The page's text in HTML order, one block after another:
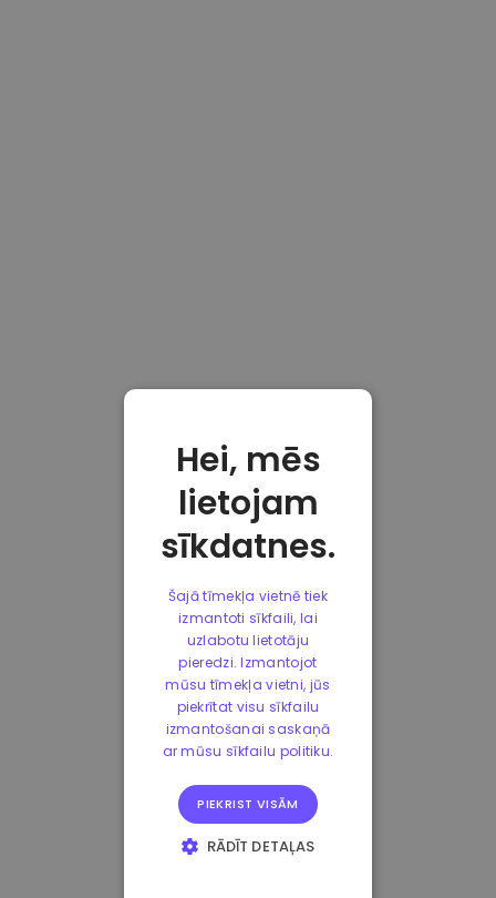
Hei, mēs
lietojam
sīkdatnes.
Šajā tīmekļa vietnē tiek
izmantoti sīkfaili, lai
uzlabotu lietotāju
pieredzi. Izmantojot
mūsu tīmekļa vietni, jūs
piekrītat visu sīkfailu
izmantošanai saskaņā
ar mūsu sīkfailu politiku.
PIEKRIST VISĀM
RĀDĪT DETAĻAS